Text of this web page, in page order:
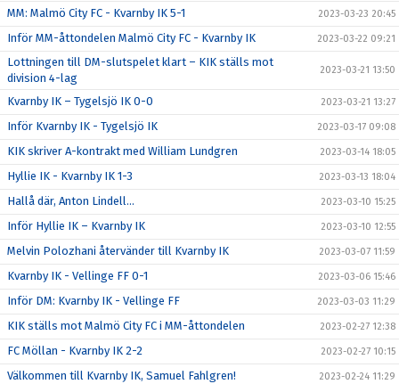
MM: Malmö City FC - Kvarnby IK 5-1 2023-03-23 20:45
Inför MM-åttondelen Malmö City FC - Kvarnby IK 2023-03-22 09:21
Lottningen till DM-slutspelet klart – KIK ställs mot
division 4-lag
2023-03-21 13:50
Kvarnby IK – Tygelsjö IK 0-0 2023-03-21 13:27
Inför Kvarnby IK - Tygelsjö IK 2023-03-17 09:08
KIK skriver A-kontrakt med William Lundgren 2023-03-14 18:05
Hyllie IK - Kvarnby IK 1-3 2023-03-13 18:04
Hallå där, Anton Lindell… 2023-03-10 15:25
Inför Hyllie IK – Kvarnby IK 2023-03-10 12:55
Melvin Polozhani återvänder till Kvarnby IK 2023-03-07 11:59
Kvarnby IK - Vellinge FF 0-1 2023-03-06 15:46
Inför DM: Kvarnby IK - Vellinge FF 2023-03-03 11:29
KIK ställs mot Malmö City FC i MM-åttondelen 2023-02-27 12:38
FC Möllan - Kvarnby IK 2-2 2023-02-27 10:15
Välkommen till Kvarnby IK, Samuel Fahlgren! 2023-02-24 11:29